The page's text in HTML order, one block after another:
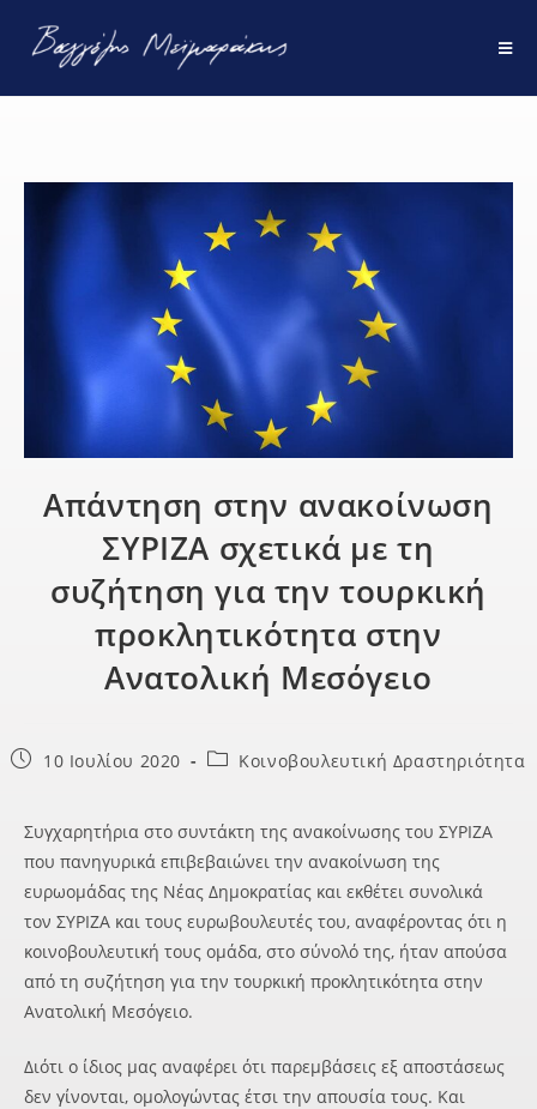
Απάντηση στην ανακοίνωση
ΣΥΡΙΖΑ σχετικά με τη
συζήτηση για την τουρκική
προκλητικότητα στην
Ανατολική Μεσόγειο
10 Ιουλίου 2020 Κοινοβουλευτική Δραστηριότητα
Συγχαρητήρια στο συντάκτη της ανακοίνωσης του ΣΥΡΙΖΑ
που πανηγυρικά επιβεβαιώνει την ανακοίνωση της
ευρωομάδας της Νέας Δημοκρατίας και εκθέτει συνολικά
τον ΣΥΡΙΖΑ και τους ευρωβουλευτές του, αναφέροντας ότι η
κοινοβουλευτική τους ομάδα, στο σύνολό της, ήταν απούσα
από τη συζήτηση για την τουρκική προκλητικότητα στην
Ανατολική Μεσόγειο.
Διότι ο ίδιος μας αναφέρει ότι παρεμβάσεις εξ αποστάσεως
δεν γίνονται, ομολογώντας έτσι την απουσία τους. Και